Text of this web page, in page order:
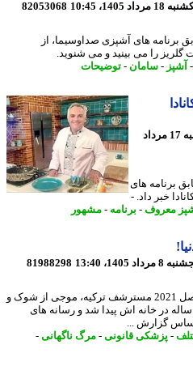
82053068
های آشپزی صداوسیما، از
را می بینید و می شنوید.
-سامان-توضیحات
17 ساعت پیش - شنبه 17 مرداد
های
داد. -
-برنامه -مشهور
81988298
مرگ ناگهانی ارن قاشقچی، قهرمان فصل 2021 مسترشف ترکیه، موجی از شوک و
انداخت؛ پیکر این آشپز 37 ساله در خانه اش پیدا شد و رسانه های
گزارش ...
پزشکی قانونی-مرگ ناگهانی-